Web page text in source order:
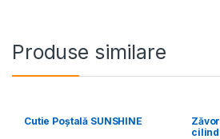
Produse similare
Cutie Poștală SUNSHINE